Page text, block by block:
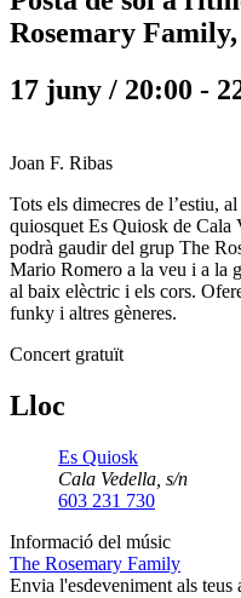
Rosemary
17 juny / 20:00 -
Joan F. Ribas
Tots els dimecres de l’estiu,
quiosquet Es Quiosk de Cala
podrà gaudir del grup The
Mario Romero a la veu i a la
al baix elèctric i els cors.
funky i altres gèneres.
Concert gratuït
Lloc
Es Quiosk
Cala Vedella, s/n
603 231 730
Informació del músic
The Rosemary Family
Envia l'esdeveniment als teus